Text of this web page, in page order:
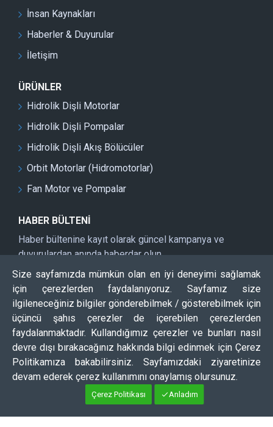
İnsan Kaynakları
Haberler & Duyurular
İletişim
ÜRÜNLER
Hidrolik Dişli Motorlar
Hidrolik Dişli Pompalar
Hidrolik Dişli Akış Bölücüler
Orbit Motorlar (Hidromotorlar)
Fan Motor ve Pompalar
HABER BÜLTENI
Haber bültenine kayıt olarak güncel kampanya ve
duyurulardan anında haberdar olun
Kayıt Ol
DOĞRULAMA KODU
Lütfen captcha doğrulamasını tamamlayın.
Anladım
Size sayfamızda mümkün olan en iyi deneyimi sağlamak
için çerezlerden faydalanıyoruz. Sayfamız size
ilgileneceğiniz bilgiler gönderebilmek / gösterebilmek için
üçüncü şahıs çerezler de içerebilen çerezlerden
faydalanmaktadır. Kullandığımız çerezler ve bunları nasıl
devre dışı bırakacağınız hakkında bilgi edinmek için Çerez
Politikamıza bakabilirsiniz. Sayfamızdaki ziyaretinize
devam ederek çerez kullanımını onaylamış olursunuz.
Çerez Politikası